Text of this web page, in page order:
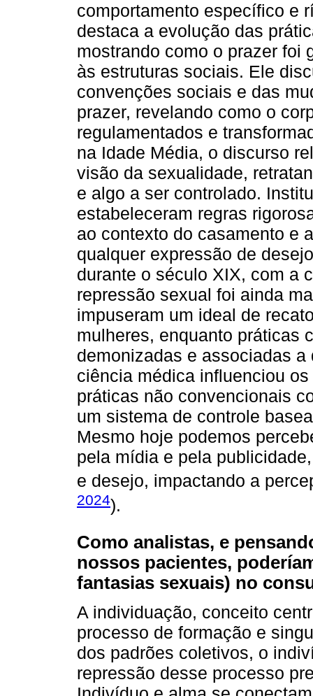
comportamento específico e
destaca a evolução das
mostrando como o prazer foi
às estruturas sociais. Ele
convenções sociais e das
prazer, revelando como o
regulamentados e
na Idade Média, o discurso
visão da sexualidade,
e algo a ser controlado.
estabeleceram regras
ao contexto do casamento e
qualquer expressão de
durante o século XIX, com a
repressão sexual foi ainda
impuseram um ideal de
mulheres, enquanto práticas
demonizadas e associadas
ciência médica influenciou
práticas não convencionais
um sistema de controle
Mesmo hoje podemos
pela mídia e pela
e desejo, impactando a
2024).
Como analistas, e
nossos pacientes,
fantasias sexuais) no
A individuação, conceito
processo de formação e
dos padrões coletivos, o
repressão desse processo